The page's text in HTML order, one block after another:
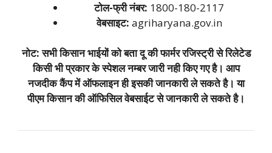
टोल-फ्री नंबर: 1800-180-2117
वेबसाइट: agriharyana.gov.in
नोट: सभी किसान भाईयों को बता दू की फार्मर रजिस्ट्री से रिलेटेड
किसी भी प्रकार के स्पेशल नम्बर जारी नही किए गए है। आप
नजदीक कैंप में ऑफलाइन ही इसकी जानकारी ले सकते है। या
पीएम किसान की ऑफिसिल वेबसाईट से जानकारी ले सकते है।